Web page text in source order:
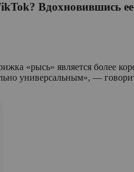
Вдохновившись
«рысь» является более
универсальным», —